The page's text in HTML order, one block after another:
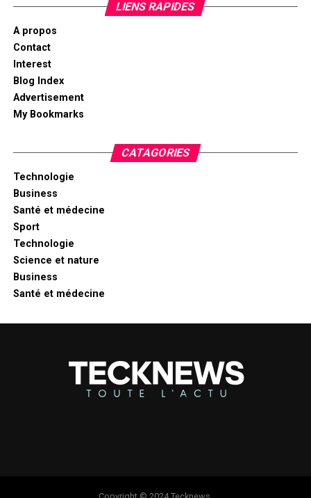
LIENS RAPIDES
A propos
Contact
Interest
Blog Index
Advertisement
My Bookmarks
CATAGORIES
Technologie
Business
Santé et médecine
Sport
Technologie
Science et nature
Business
Santé et médecine